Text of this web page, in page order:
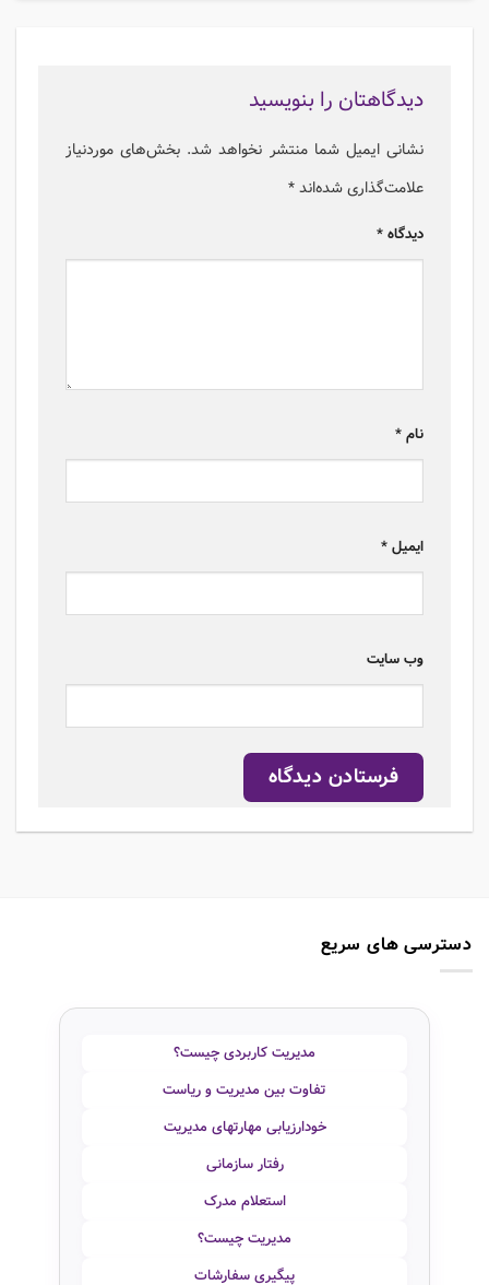
دیدگاهتان را بنویسید
نشانی ایمیل شما منتشر نخواهد شد. بخش‌های موردنیاز
علامت‌گذاری شده‌اند*
دیدگاه *
نام *
ایمیل *
وب‌ سایت
دسترسی های سریع
مدیریت کاربردی چیست؟
تفاوت بین مدیریت و ریاست
خودارزیابی مهارتهای مدیریت
رفتار سازمانی
استعلام مدرک
مدیریت چیست؟
پیگیری سفارشات